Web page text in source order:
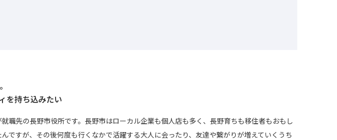
を持ち込みたい
職先の長野市役所です。長野市はローカル企業も個人店も多く、長野育ちも移住者もおもし
ですが、その後何度も行くなかで活躍する大人に会ったり、友達や繋がりが増えていくうち